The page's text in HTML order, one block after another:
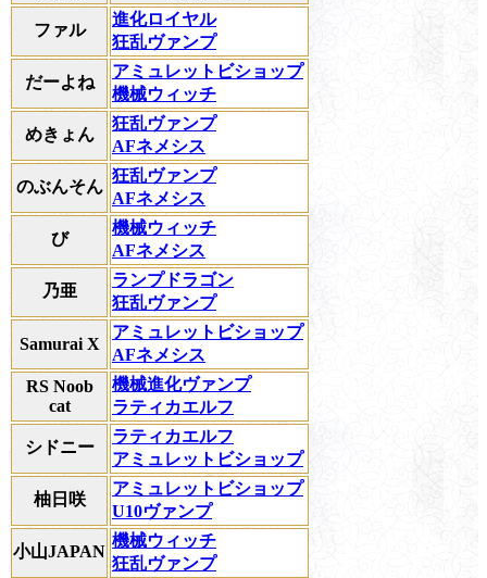
ファル
進化ロイヤル
狂乱ヴァンプ
だーよね
アミュレットビショップ
機械ウィッチ
めきょん
狂乱ヴァンプ
AFネメシス
のぶんそん
狂乱ヴァンプ
AFネメシス
び
機械ウィッチ
AFネメシス
乃亜
ランプドラゴン
狂乱ヴァンプ
Samurai X
アミュレットビショップ
AFネメシス
RS Noob
cat
機械進化ヴァンプ
ラティカエルフ
シドニー
ラティカエルフ
アミュレットビショップ
柚日咲
アミュレットビショップ
U10ヴァンプ
小山JAPAN
機械ウィッチ
狂乱ヴァンプ